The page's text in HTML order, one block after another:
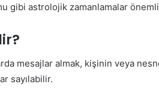
gibi astrolojik zamanlamalar
mesajlar almak, kişinin veya
sayılabilir.